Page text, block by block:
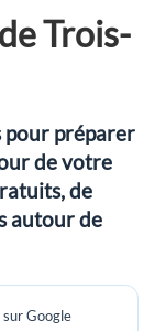
Trois-
préparer
de votre
de
autour de
Google